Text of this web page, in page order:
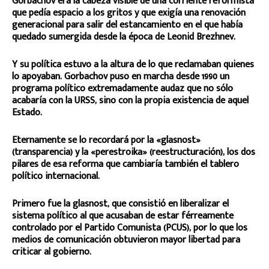
que pedía espacio a los gritos y que exigía una renovación
generacional para salir del estancamiento en el que había
quedado sumergida desde la época de Leonid Brezhnev.
Y su política estuvo a la altura de lo que reclamaban quienes
lo apoyaban. Gorbachov puso en marcha desde 1990 un
programa político extremadamente audaz que no sólo
acabaría con la URSS, sino con la propia existencia de aquel
Estado.
Eternamente se lo recordará por la «glasnost»
(transparencia) y la «perestroika» (reestructuración), los dos
pilares de esa reforma que cambiaría también el tablero
político internacional.
Primero fue la glasnost, que consistió en liberalizar el
sistema político al que acusaban de estar férreamente
controlado por el Partido Comunista (PCUS), por lo que los
medios de comunicación obtuvieron mayor libertad para
criticar al gobierno.